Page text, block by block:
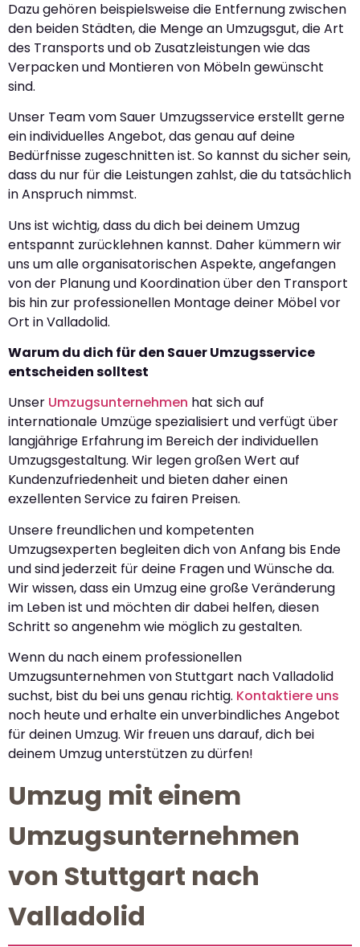
Dazu gehören beispielsweise die Entfernung zwischen
den beiden Städten, die Menge an Umzugsgut, die Art
des Transports und ob Zusatzleistungen wie das
Verpacken und Montieren von Möbeln gewünscht
sind.
Unser Team vom Sauer Umzugsservice erstellt gerne
ein individuelles Angebot, das genau auf deine
Bedürfnisse zugeschnitten ist. So kannst du sicher sein,
dass du nur für die Leistungen zahlst, die du tatsächlich
in Anspruch nimmst.
Uns ist wichtig, dass du dich bei deinem Umzug
entspannt zurücklehnen kannst. Daher kümmern wir
uns um alle organisatorischen Aspekte, angefangen
von der Planung und Koordination über den Transport
bis hin zur professionellen Montage deiner Möbel vor
Ort in Valladolid.
Warum du dich für den Sauer Umzugsservice
entscheiden solltest
Unser Umzugsunternehmen hat sich auf
internationale Umzüge spezialisiert und verfügt über
langjährige Erfahrung im Bereich der individuellen
Umzugsgestaltung. Wir legen großen Wert auf
Kundenzufriedenheit und bieten daher einen
exzellenten Service zu fairen Preisen.
Unsere freundlichen und kompetenten
Umzugsexperten begleiten dich von Anfang bis Ende
und sind jederzeit für deine Fragen und Wünsche da.
Wir wissen, dass ein Umzug eine große Veränderung
im Leben ist und möchten dir dabei helfen, diesen
Schritt so angenehm wie möglich zu gestalten.
Wenn du nach einem professionellen
Umzugsunternehmen von Stuttgart nach Valladolid
suchst, bist du bei uns genau richtig. Kontaktiere uns
noch heute und erhalte ein unverbindliches Angebot
für deinen Umzug. Wir freuen uns darauf, dich bei
deinem Umzug unterstützen zu dürfen!
Umzug mit einem
Umzugsunternehmen
von Stuttgart nach
Valladolid